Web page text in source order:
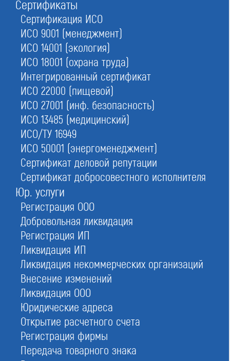
Сертификаты
Сертификация ИСО
ИСО 9001 (менеджмент)
ИСО 14001 (экология)
ИСО 18001 (охрана труда)
Интегрированный сертификат
ИСО 22000 (пищевой)
ИСО 27001 (инф. безопасность)
ИСО 13485 (медицинский)
ИСО/ТУ 16949
ИСО 50001 (энергоменеджмент)
Сертификат деловой репутации
Сертификат добросовестного исполнителя
Юр. услуги
Регистрация ООО
Добровольная ликвидация
Регистрация ИП
Ликвидация ИП
Ликвидация некоммерческих организаций
Внесение изменений
Ликвидация ООО
Юридические адреса
Открытие расчетного счета
Регистрация фирмы
Передача товарного знака
№403 в Российской федерации
№15 в Московской области
№15 в Москве
Ассоциация инженеров изыскателей «Профессионалы
рынка инженерных изысканий в области строительства»
Обновлено
16.06.2026 06:32:46
Сокращенное наименование:
Ассоциация «ПРИИС»
Номер в реестре:
СРО-И-045-09082018
Дата регистрации:
09.08.2018
9709015250
1177700019309
Адрес:
119049, г.Москва, ул.Коровий Вал, дом 9
Телефон:
8 (800) 700-15-25, +7 (495) 775-81-11
Кол-во активных членов: